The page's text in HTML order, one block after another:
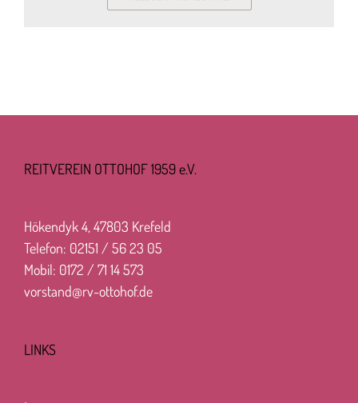
REITVEREIN OTTOHOF 1959 e.V.
Hökendyk 4, 47803 Krefeld
Telefon: 02151 / 56 23 05
Mobil: 0172 / 71 14 573
vorstand@rv-ottohof.de
LINKS